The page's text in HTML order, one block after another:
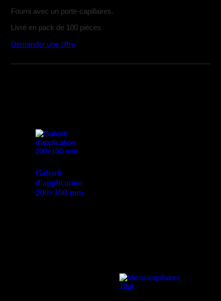
Fourni avec un porte-capillaires.
Livré en pack de 100 pièces
Demander une offre
Gabarit
d’application
200×100 mm